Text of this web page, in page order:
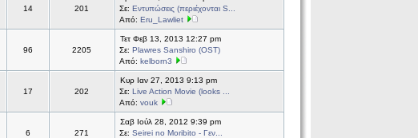
14 201
Σε: Εντυπώσεις (περιέχονται S...
Από: Eru_Lawliet
96 2205
Τετ Φεβ 13, 2013 12:27 pm
Σε: Plawres Sanshiro (OST)
Από: kelborn3
17 202
Κυρ Ιαν 27, 2013 9:13 pm
Σε: Live Action Movie (looks ...
Από: vouk
6 271
Σαβ Ιούλ 28, 2012 9:39 pm
Σε: Seirei no Moribito - Γεν...